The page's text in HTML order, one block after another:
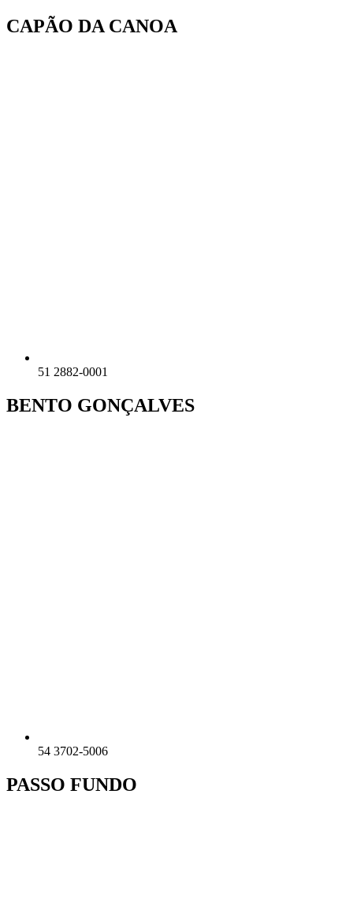
Ir
para
CAPÃO DA CANOA
51 2882-0001
BENTO GONÇALVES
54 3702-5006
PASSO FUNDO